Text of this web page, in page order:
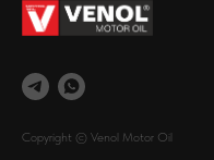
Copyright © Venol Motor Oil